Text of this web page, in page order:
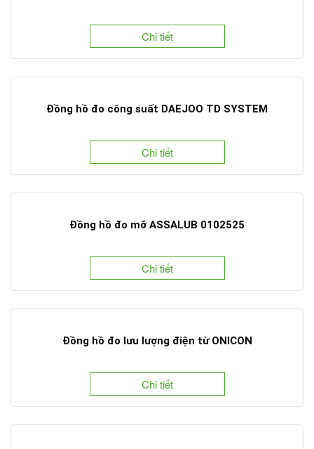
Chi tiết
Đồng hồ đo công suất DAEJOO TD SYSTEM
Chi tiết
Đồng hồ đo mỡ ASSALUB 0102525
Chi tiết
Đồng hồ đo lưu lượng điện từ ONICON
Chi tiết